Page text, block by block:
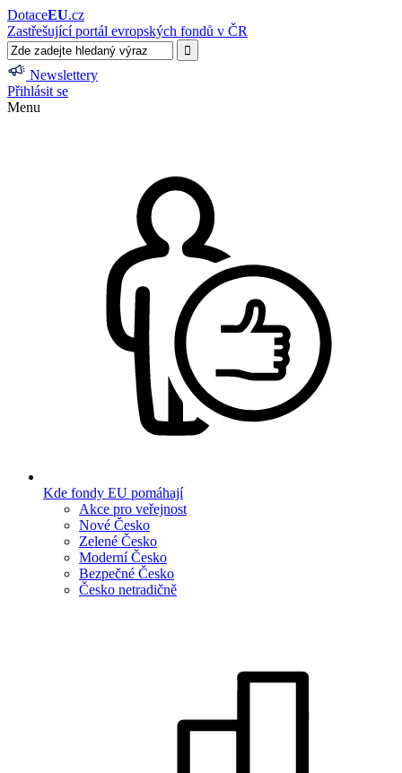
DotaceEU.cz
Zastřešující portál evropských fondů v ČR
Newslettery
Přihlásit se
Menu
Kde fondy EU pomáhají
Akce pro veřejnost
Nové Česko
Zelené Česko
Moderní Česko
Bezpečné Česko
Česko netradičně